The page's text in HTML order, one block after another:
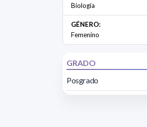
Biología
GÉNERO:
Femenino
GRADO
Posgrado